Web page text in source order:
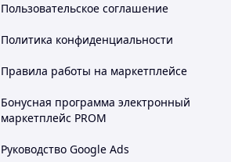
Пользовательское соглашение
Политика конфиденциальности
Правила работы на маркетплейсе
Бонусная программа электронный
маркетплейс PROM
Руководство Google Ads